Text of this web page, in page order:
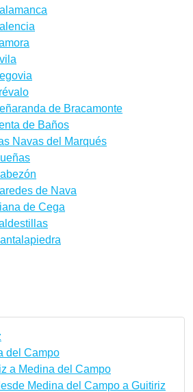
de Bracamonte
de Baños
Navas del Marqués
de Nava
de Cega
del Campo
a Medina del Campo
Medina del Campo a Guitiriz